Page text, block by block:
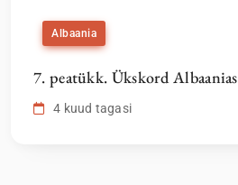
Albaania
7. peatükk. Ükskord Albaanias
4 kuud tagasi